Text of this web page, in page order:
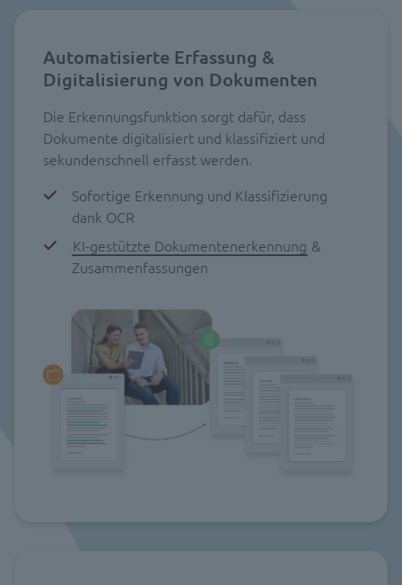
Automatisierte Erfassung &
Digitalisierung von Dokumenten
Die Erkennungsfunktion sorgt dafür, dass
Dokumente digitalisiert und klassifiziert und
sekundenschnell erfasst werden.
Sofortige Erkennung und Klassifizierung
dank OCR
KI-gestützte Dokumentenerkennung &
Zusammenfassungen